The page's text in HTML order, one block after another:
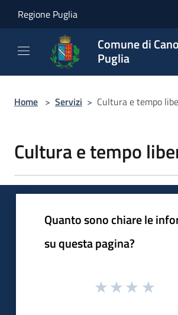
Regione Puglia
Comune di
Puglia
Home > Servizi > Cultura e tempo
Cultura e tempo
Quanto sono chiare le
su questa pagina?